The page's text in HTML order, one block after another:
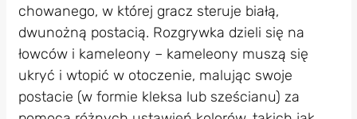
chowanego, w której gracz steruje białą,
dwunożną postacią. Rozgrywka dzieli się na
łowców i kameleony – kameleony muszą się
ukryć i wtopić w otoczenie, malując swoje
postacie (w formie kleksa lub sześcianu) za